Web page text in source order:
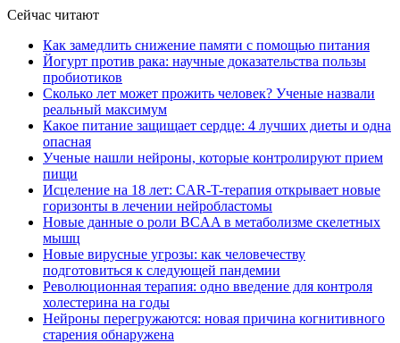
Сейчас читают
Как замедлить снижение памяти с помощью питания
Йогурт против рака: научные доказательства пользы
пробиотиков
Сколько лет может прожить человек? Ученые назвали
реальный максимум
Какое питание защищает сердце: 4 лучших диеты и одна
опасная
Ученые нашли нейроны, которые контролируют прием
пищи
Исцеление на 18 лет: CAR-T-терапия открывает новые
горизонты в лечении нейробластомы
Новые данные о роли BCAA в метаболизме скелетных
мышц
Новые вирусные угрозы: как человечеству
подготовиться к следующей пандемии
Революционная терапия: одно введение для контроля
холестерина на годы
Нейроны перегружаются: новая причина когнитивного
старения обнаружена